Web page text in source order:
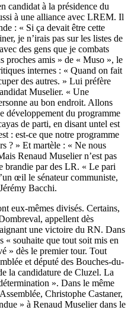
candidat à la présidence du
à une alliance avec LREM. Il
: « Si ça devait être cette
je n’irais pas sur les listes de
des gens que je combats
proches amis » de « Muso », le
internes : « Quand on fait
des autres. » Lui préfère
Muselier. « Une
au bon endroit. Allons
développement du programme
de parti, en disant untel est
: est-ce que notre programme
? » Et martèle : « Ne nous
Renaud Muselier n’est pas
brandie par des LR. « Le pari
œil le sénateur communiste,
Bacchi.
eux-mêmes divisés. Certains,
appellent dès
une victoire du RN. Dans
« souhaite que tout soit mis en
» dès le premier tour. Tout
et député des Bouches-du-
la candidature de Cluzel. La
». Dans le même
Christophe Castaner,
» à Renaud Muselier dans le